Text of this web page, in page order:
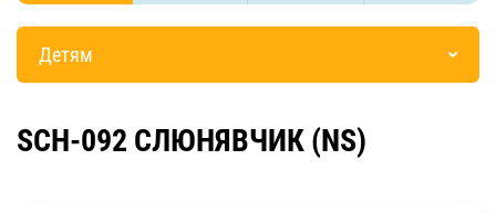
Детям
SCH-092 СЛЮНЯВЧИК (NS)